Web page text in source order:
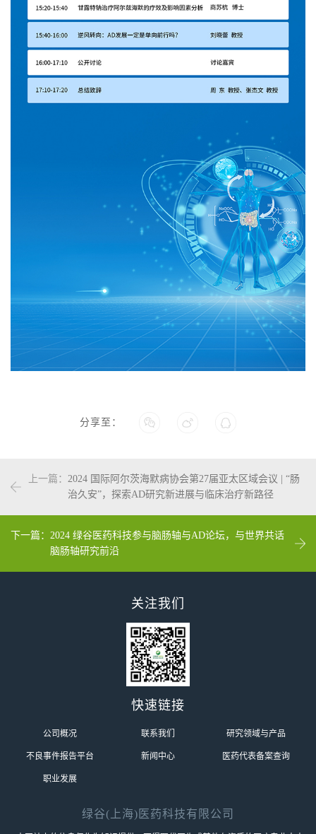
分享至：
上一篇： 2024 国际阿尔茨海默病协会第27届亚太区域会议 | “肠
治久安”，探索AD研究新进展与临床治疗新路径
下一篇： 2024 绿谷医药科技参与脑肠轴与AD论坛，与世界共话
脑肠轴研究前沿
关注我们
快速链接
公司概况 联系我们 研究领域与产品
不良事件报告平台 新闻中心 医药代表备案查询
职业发展
绿谷(上海)医药科技有限公司